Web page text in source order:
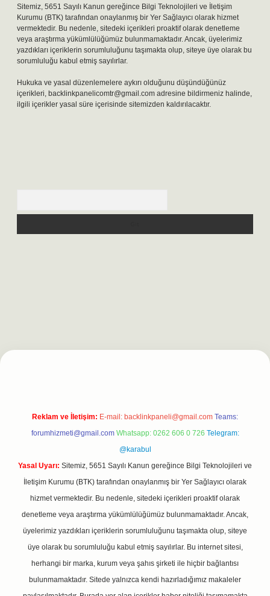
Sitemiz, 5651 Sayılı Kanun gereğince Bilgi Teknolojileri ve İletişim
Kurumu (BTK) tarafından onaylanmış bir Yer Sağlayıcı olarak hizmet
vermektedir. Bu nedenle, sitedeki içerikleri proaktif olarak denetleme
veya araştırma yükümlülüğümüz bulunmamaktadır. Ancak, üyelerimiz
yazdıkları içeriklerin sorumluluğunu taşımakta olup, siteye üye olarak bu
sorumluluğu kabul etmiş sayılırlar.
Hukuka ve yasal düzenlemelere aykırı olduğunu düşündüğünüz
içerikleri, backlinkpanelicomtr@gmail.com adresine bildirmeniz halinde,
ilgili içerikler yasal süre içerisinde sitemizden kaldırılacaktır.
betexpergir.net
Reklam ve İletişim: E-mail: backlinkpaneli@gmail.com Teams:
forumhizmeti@gmail.com Whatsapp: 0262 606 0 726 Telegram:
@karabul
Yasal Uyarı: Sitemiz, 5651 Sayılı Kanun gereğince Bilgi Teknolojileri ve
İletişim Kurumu (BTK) tarafından onaylanmış bir Yer Sağlayıcı olarak
hizmet vermektedir. Bu nedenle, sitedeki içerikleri proaktif olarak
denetleme veya araştırma yükümlülüğümüz bulunmamaktadır. Ancak,
üyelerimiz yazdıkları içeriklerin sorumluluğunu taşımakta olup, siteye
üye olarak bu sorumluluğu kabul etmiş sayılırlar. Bu internet sitesi,
herhangi bir marka, kurum veya şahıs şirketi ile hiçbir bağlantısı
bulunmamaktadır. Sitede yalnızca kendi hazırladığımız makaleler